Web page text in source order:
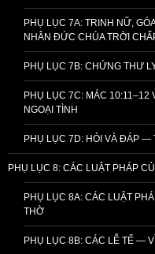
PHỤ LỤC 7A: TRINH NỮ,
NHÂN ĐỨC CHÚA TRỜI
PHỤ LỤC 7B: CHỨNG THƯ
PHỤ LỤC 7C: MÁC 10:11–12
NGOẠI TÌNH
PHỤ LỤC 7D: HỎI VÀ ĐÁP —
PHỤ LỤC 8: CÁC LUẬT PHÁP
PHỤ LỤC 8A: CÁC LUẬT
THỜ
PHỤ LỤC 8B: CÁC LỄ TẾ —